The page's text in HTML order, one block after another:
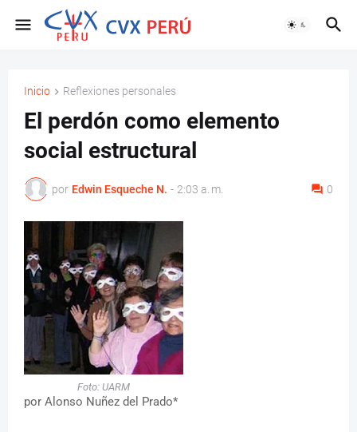
Inicio Reflexiones personales
El perdón como elemento
social estructural
por Edwin Esqueche N. - 2:03 a. m. 0
Foto: UARM
por Alonso Nuñez del Prado*